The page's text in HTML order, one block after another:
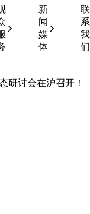
新
闻
媒
体
联
系
我
们
研讨会在沪召开！